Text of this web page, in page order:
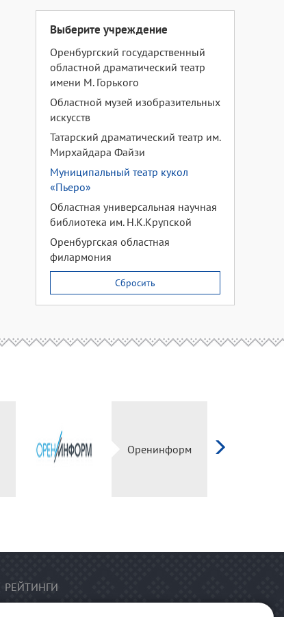
Выберите учреждение
Оренбургский государственный
областной драматический театр
имени М. Горького
Областной музей изобразительных
искусств
Татарский драматический театр им.
Мирхайдара Файзи
Муниципальный театр кукол
«Пьеро»
Областная универсальная научная
библиотека им. Н.К.Крупской
Оренбургская областная
филармония
Сбросить
Оренинформ
РЕЙТИНГИ